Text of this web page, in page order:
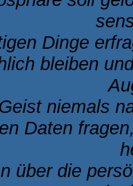
Dinge
bleiben
niemals
Daten
über die